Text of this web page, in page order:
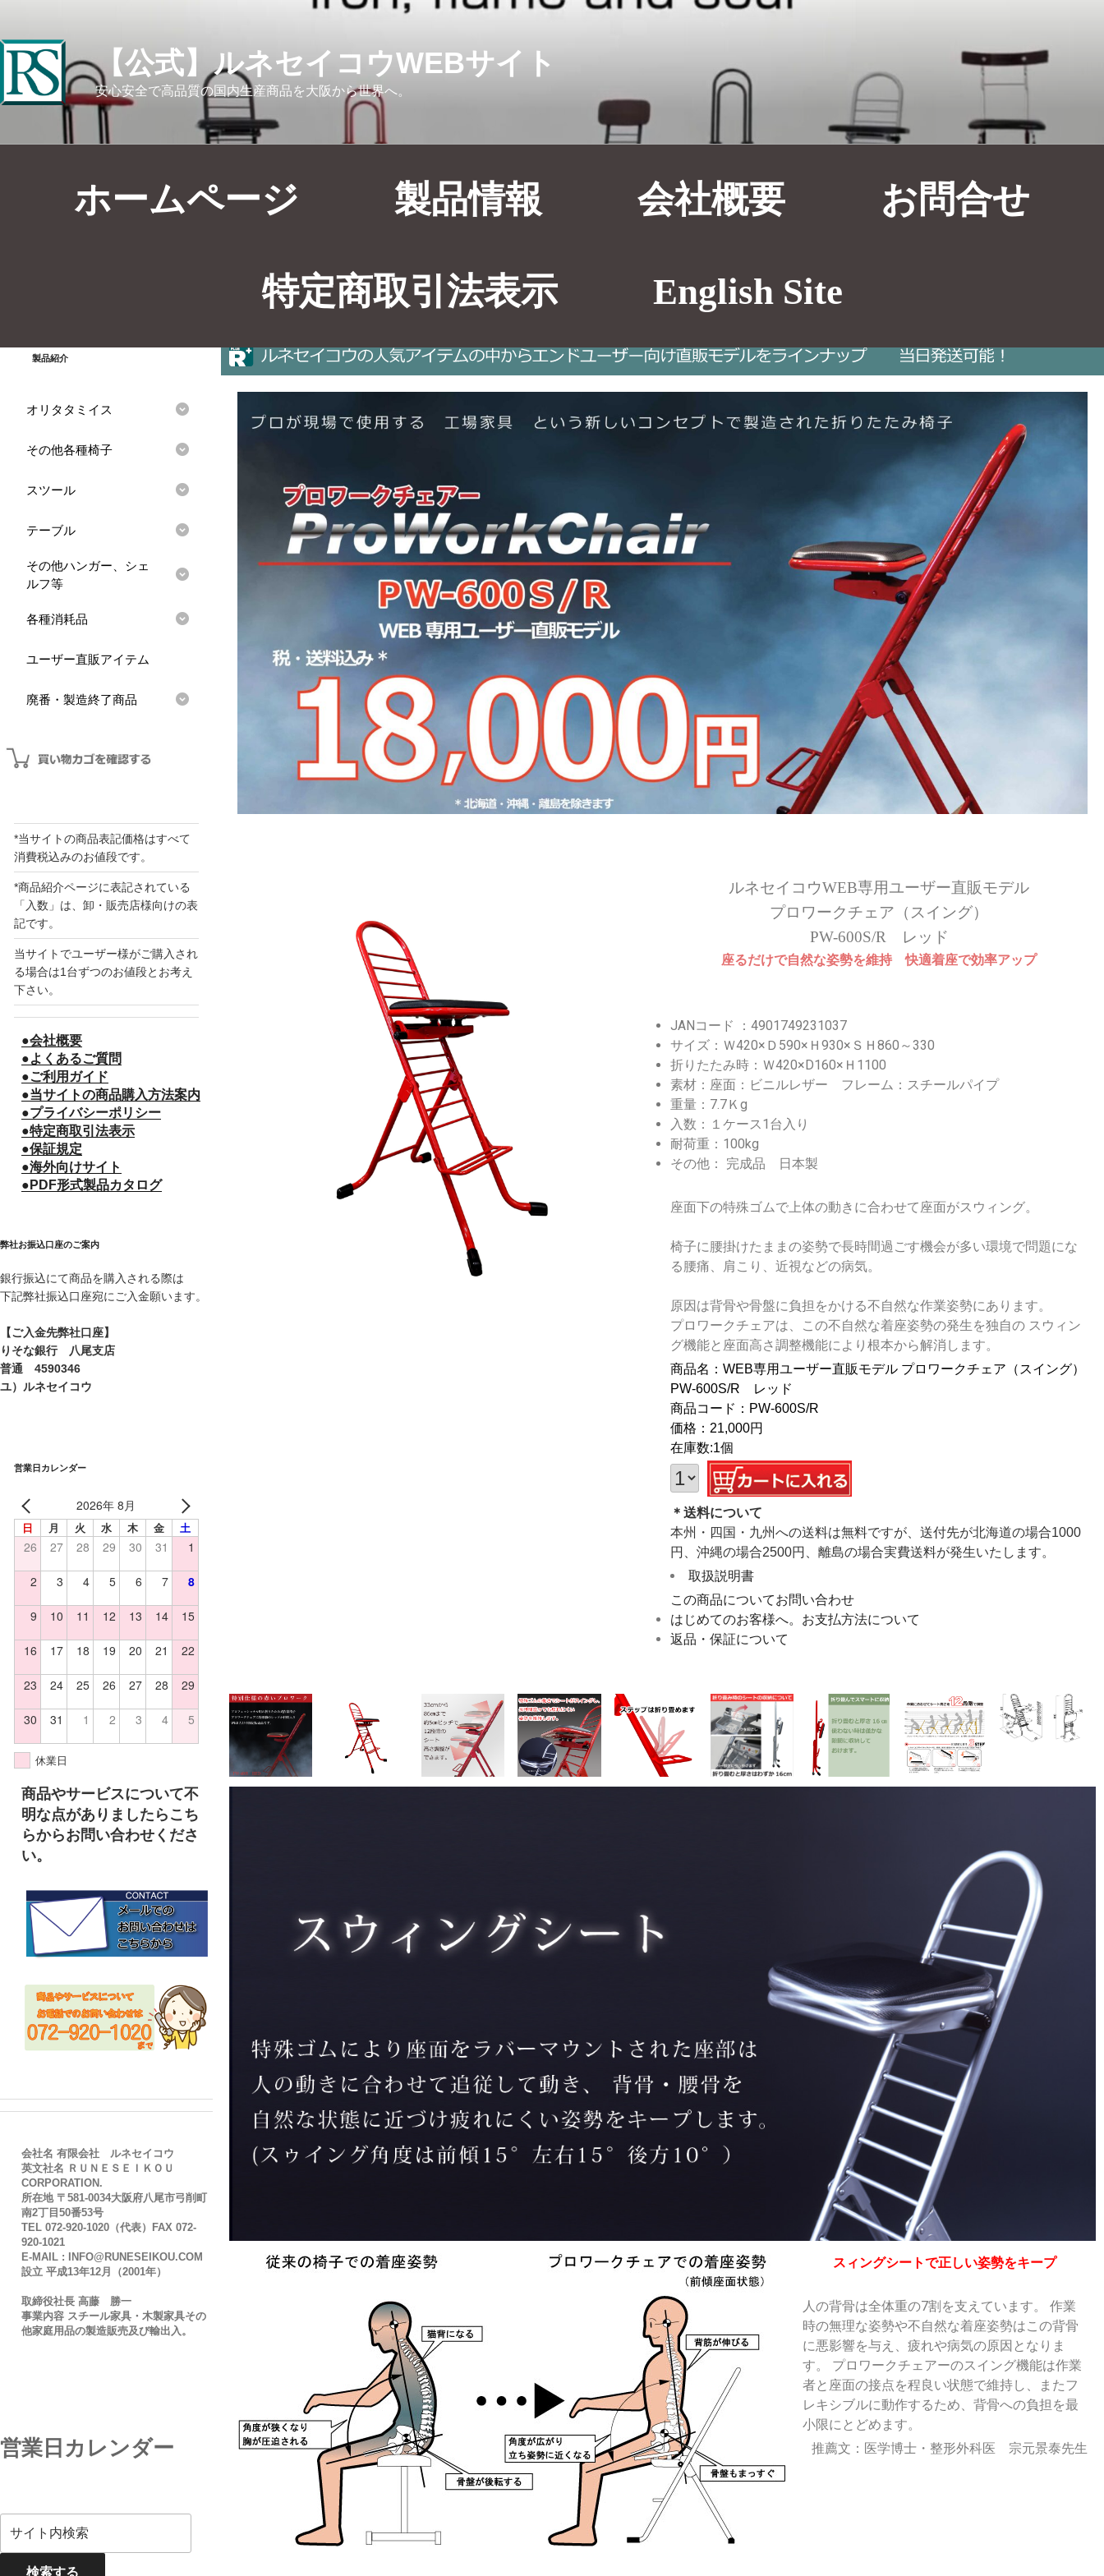
【公式】ルネセイコウWEBサイト
安心安全で高品質の国内生産商品を大阪から世界へ。
ホームページ 製品情報 会社概要 お問合せ
特定商取引法表示 English Site
ルネセイコウWEB専用ユーザー直販モデル
プロワークチェア（スイング）
PW-600S/R レッド
座るだけで自然な姿勢を維持 快適着座で効率アップ
JANコード ：4901749231037
サイズ：Ｗ420×Ｄ590×Ｈ930×ＳＨ860～330
折りたたみ時：Ｗ420×D160×Ｈ1100
素材：座面：ビニルレザー フレーム：スチールパイプ
重量：7.7Ｋg
入数：１ケース1台入り
耐荷重：100kg
その他： 完成品 日本製
座面下の特殊ゴムで上体の動きに合わせて座面がスウィング。
椅子に腰掛けたままの姿勢で長時間過ごす機会が多い環境で問題にな
る腰痛、肩こり、近視などの病気。
原因は背骨や骨盤に負担をかける不自然な作業姿勢にあります。
プロワークチェアは、この不自然な着座姿勢の発生を独自の スウィン
グ機能と座面高さ調整機能により根本から解消します。
商品名：WEB専用ユーザー直販モデル プロワークチェア（スイング）
PW-600S/R レッド
商品コード：PW-600S/R
価格：21,000円
在庫数:1個
＊送料について
本州・四国・九州への送料は無料ですが、送付先が北海道の場合1000
円、沖縄の場合2500円、離島の場合実費送料が発生いたします。
取扱説明書
この商品についてお問い合わせ
はじめてのお客様へ。お支払方法について
返品・保証について
スィングシートで正しい姿勢をキープ
人の背骨は全体重の7割を支えています。 作業
時の無理な姿勢や不自然な着座姿勢はこの背骨
に悪影響を与え、疲れや病気の原因となりま
す。 プロワークチェアーのスイング機能は作業
者と座面の接点を程良い状態で維持し、またフ
レキシブルに動作するため、背骨への負担を最
小限にとどめます。
推薦文：医学博士・整形外科医 宗元景泰先生
製品紹介
オリタタミイス
その他各種椅子
スツール
テーブル
その他ハンガー、シェ
ルフ等
各種消耗品
ユーザー直販アイテム
廃番・製造終了商品
*当サイトの商品表記価格はすべて
消費税込みのお値段です。
*商品紹介ページに表記されている
「入数」は、卸・販売店様向けの表
記です。
当サイトでユーザー様がご購入され
る場合は1台ずつのお値段とお考え
下さい。
●会社概要
●よくあるご質問
●ご利用ガイド
●当サイトの商品購入方法案内
●プライバシーポリシー
●特定商取引法表示
●保証規定
●海外向けサイト
●PDF形式製品カタログ
弊社お振込口座のご案内
銀行振込にて商品を購入される際は
下記弊社振込口座宛にご入金願います。
【ご入金先弊社口座】
りそな銀行 八尾支店
普通 4590346
ユ）ルネセイコウ
営業日カレンダー
2026年 8月
日 月 火 水 木 金 土
26 27 28 29 30 31 1
2 3 4 5 6 7 8
9 10 11 12 13 14 15
16 17 18 19 20 21 22
23 24 25 26 27 28 29
30 31 1 2 3 4 5
休業日
商品やサービスについて不
明な点がありましたらこち
らからお問い合わせくださ
い。
会社名 有限会社 ルネセイコウ
英文社名 ＲＵＮＥＳＥＩＫＯＵ
CORPORATION.
所在地 〒581-0034大阪府八尾市弓削町
南2丁目50番53号
TEL 072-920-1020（代表）FAX 072-
920-1021
E-MAIL : INFO@RUNESEIKOU.COM
設立 平成13年12月（2001年）
取締役社長 高藤 勝一
事業内容 スチール家具・木製家具その
他家庭用品の製造販売及び輸出入。
営業日カレンダー
検索する